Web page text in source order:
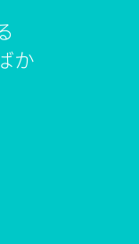
か